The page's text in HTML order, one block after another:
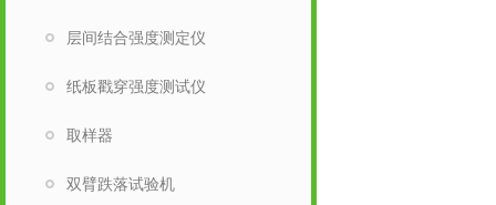
层间结合强度测定仪
纸板戳穿强度测试仪
取样器
双臂跌落试验机